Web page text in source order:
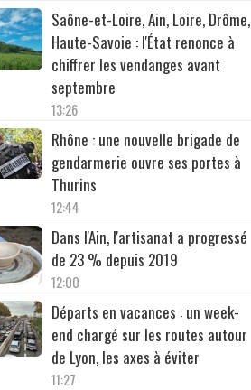
Saône-et-Loire, Ain, Loire, Drôme,
Haute-Savoie : l'État renonce à
chiffrer les vendanges avant
septembre
13:26
Rhône : une nouvelle brigade de
gendarmerie ouvre ses portes à
Thurins
12:44
Dans l'Ain, l'artisanat a progressé
de 23 % depuis 2019
12:00
Départs en vacances : un week-
end chargé sur les routes autour
de Lyon, les axes à éviter
11:27